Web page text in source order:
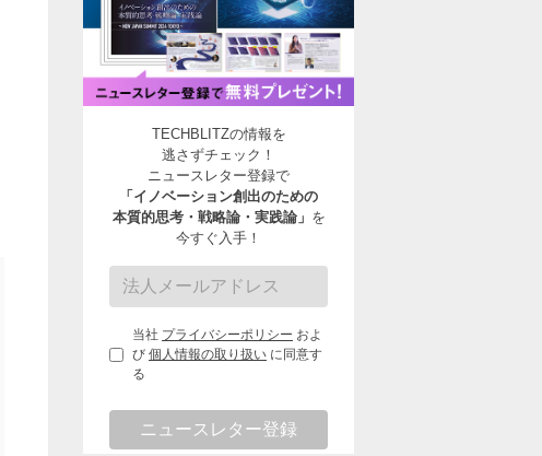
TECHBLITZの情報を
逃さずチェック！
ニュースレター登録で
「イノベーション創出のための
本質的思考・戦略論・実践論」 を
今すぐ入手！
当社 プライバシーポリシー およ
び 個人情報の取り扱い に同意す
る